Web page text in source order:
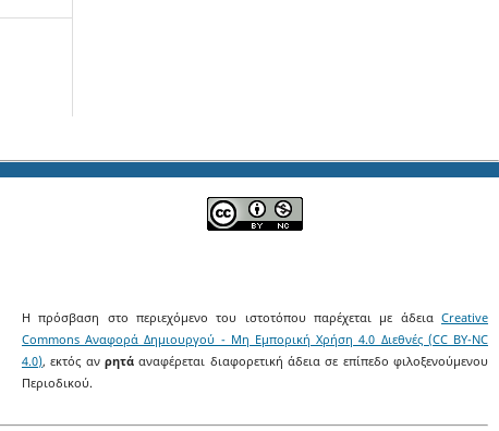
Η πρόσβαση στο περιεχόμενο του ιστοτόπου παρέχεται με άδεια Creative
Commons Αναφορά Δημιουργού - Μη Εμπορική Χρήση 4.0 Διεθνές (CC BY-NC
4.0), εκτός αν ρητά αναφέρεται διαφορετική άδεια σε επίπεδο φιλοξενούμενου
Περιοδικού.